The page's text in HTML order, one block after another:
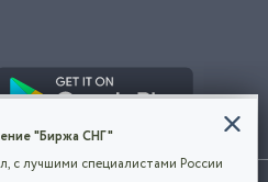
чтобы сделать
"Биржа СНГ"
с лучшими специалистами России